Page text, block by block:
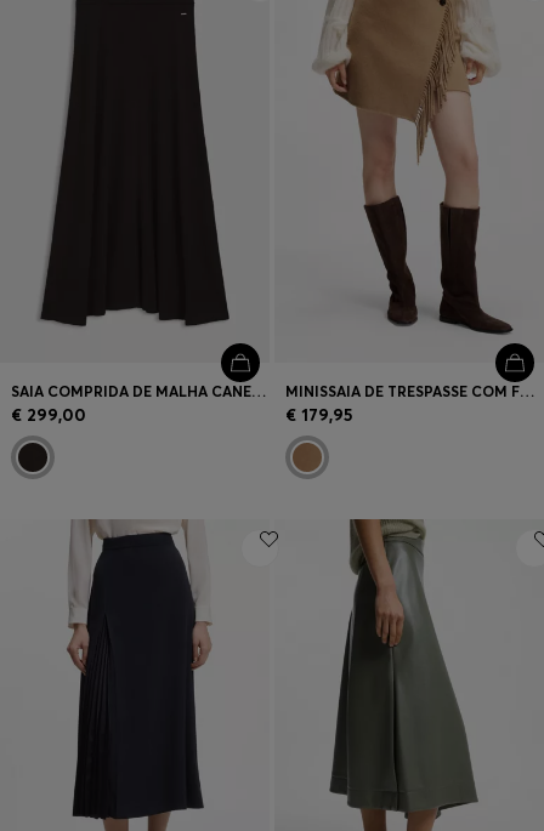
Login / Registar
Favorito (
Contacto e Serviço
Localizador de lojas
SAIA COMPRIDA DE MALHA CANELADA EM LÃ VIRGEM
€ 299,00
MINISSAIA DE TRESPASSE COM FRANJAS
€ 179,95